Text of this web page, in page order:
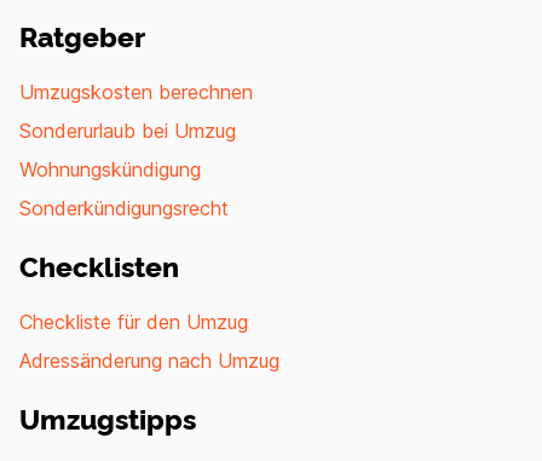
Ratgeber
Umzugskosten berechnen
Sonderurlaub bei Umzug
Wohnungskündigung
Sonderkündigungsrecht
Checklisten
Checkliste für den Umzug
Adressänderung nach Umzug
Umzugstipps